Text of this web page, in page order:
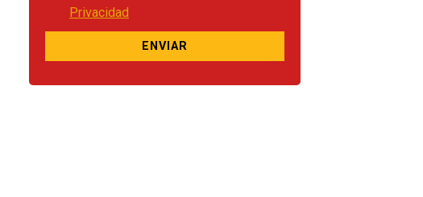
Privacidad